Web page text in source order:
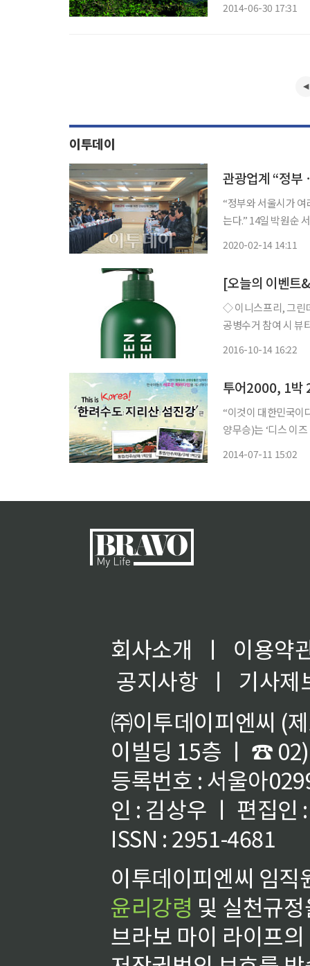
2014-06-30 17:31
이투데이
“정부와 서울시가
는다.” 14일 박원순 서울시장은 서울 중구 장충동 써미트호텔에서 둘러본 뒤 관계 기관들과
2020-02-14 14:11
◇ 이니스프리, 그린
공병수거 참여 시 뷰티
2016-10-14 16:22
투어2000, 1박
“이것이 대한민국이다. 디스 이
양무승)는 ‘디스 이즈 코
2014-07-11 15:02
회사소개 ㅣ
이용약
공지사항
ㅣ
기사제
㈜이투데이피엔씨 (
이빌딩 15층 ㅣ ☎
등록번호 : 서울아
인 : 김상우 ㅣ 편집인
ISSN : 2951-4681
이투데이피엔씨 임
윤리강령 및 실천규
브라보 마이 라이프